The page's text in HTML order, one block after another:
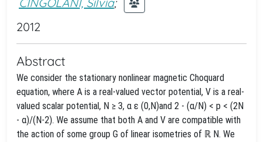
2012
Abstract
We consider the stationary nonlinear magnetic Choquard
equation, where A is a real-valued vector potential, V is a real-
valued scalar potential, N ≥ 3, α ε (0,N)and 2 - (α/N) < p < (2N
- α)/(N-2). We assume that both A and V are compatible with
the action of some group G of linear isometries of ℝ N. We